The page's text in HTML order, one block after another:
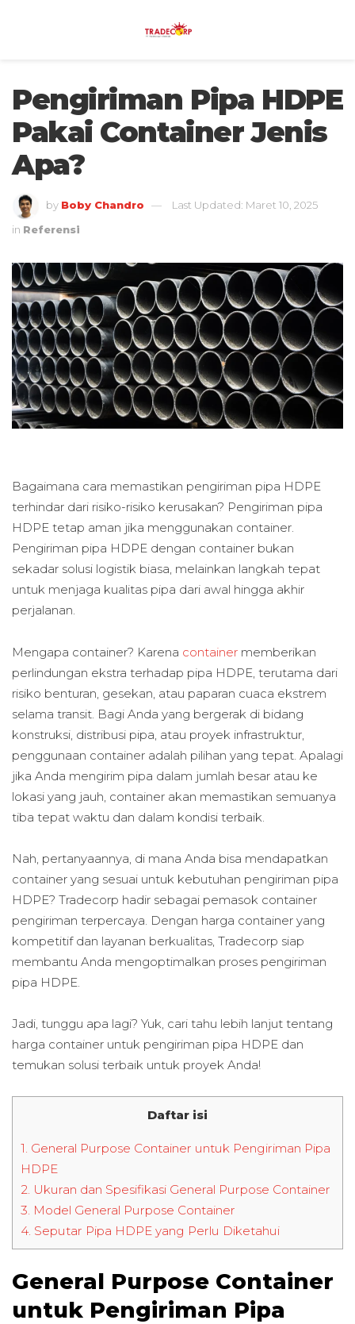
Pengiriman Pipa HDPE
Pakai Container Jenis
Apa?
by Boby Chandro
Last Updated: Maret 10, 2025
in Referensi
Bagaimana cara memastikan pengiriman pipa HDPE
terhindar dari risiko-risiko kerusakan? Pengiriman pipa
HDPE tetap aman jika menggunakan container.
Pengiriman pipa HDPE dengan container bukan
sekadar solusi logistik biasa, melainkan langkah tepat
untuk menjaga kualitas pipa dari awal hingga akhir
perjalanan.
Mengapa container? Karena container memberikan
perlindungan ekstra terhadap pipa HDPE, terutama dari
risiko benturan, gesekan, atau paparan cuaca ekstrem
selama transit. Bagi Anda yang bergerak di bidang
konstruksi, distribusi pipa, atau proyek infrastruktur,
penggunaan container adalah pilihan yang tepat. Apalagi
jika Anda mengirim pipa dalam jumlah besar atau ke
lokasi yang jauh, container akan memastikan semuanya
tiba tepat waktu dan dalam kondisi terbaik.
Nah, pertanyaannya, di mana Anda bisa mendapatkan
container yang sesuai untuk kebutuhan pengiriman pipa
HDPE? Tradecorp hadir sebagai pemasok container
pengiriman terpercaya. Dengan harga container yang
kompetitif dan layanan berkualitas, Tradecorp siap
membantu Anda mengoptimalkan proses pengiriman
pipa HDPE.
Jadi, tunggu apa lagi? Yuk, cari tahu lebih lanjut tentang
harga container untuk pengiriman pipa HDPE dan
temukan solusi terbaik untuk proyek Anda!
Daftar isi
1. General Purpose Container untuk Pengiriman Pipa
HDPE
2. Ukuran dan Spesifikasi General Purpose Container
3. Model General Purpose Container
4. Seputar Pipa HDPE yang Perlu Diketahui
General Purpose Container
untuk Pengiriman Pipa